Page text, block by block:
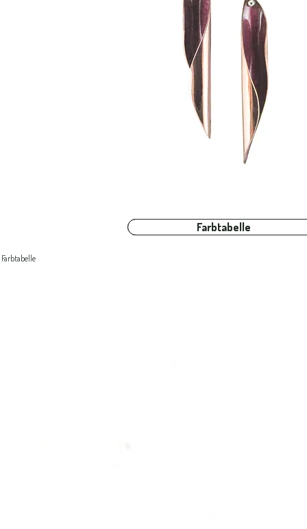
Farbtabelle
Farbtabelle
Farbtabelle